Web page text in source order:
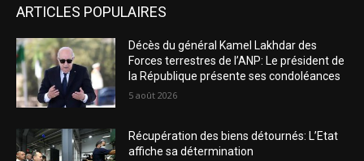
ARTICLES POPULAIRES
Décès du général Kamel Lakhdar des
Forces terrestres de l’ANP: Le président de
la République présente ses condoléances
5 août 2026
Récupération des biens détournés: L’Etat
affiche sa détermination